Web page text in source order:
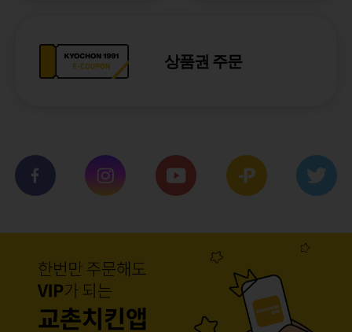
상품권 주문